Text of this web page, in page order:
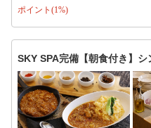
ポイント(1%)
SKY SPA完備【朝食付き】シ